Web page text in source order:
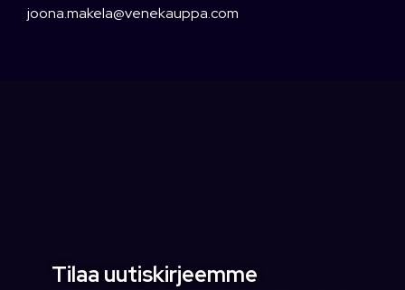
joona.makela@venekauppa.com
Tilaa uutiskirjeemme